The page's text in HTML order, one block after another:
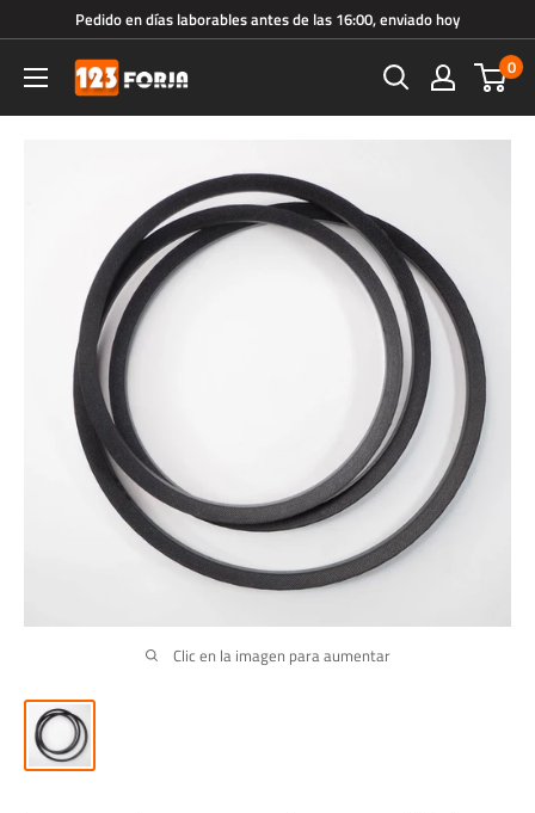
directamente
contenido
Pedido en días laborables antes de las 16:00, enviado hoy
123forja.es 0
Clic en la imagen para aumentar